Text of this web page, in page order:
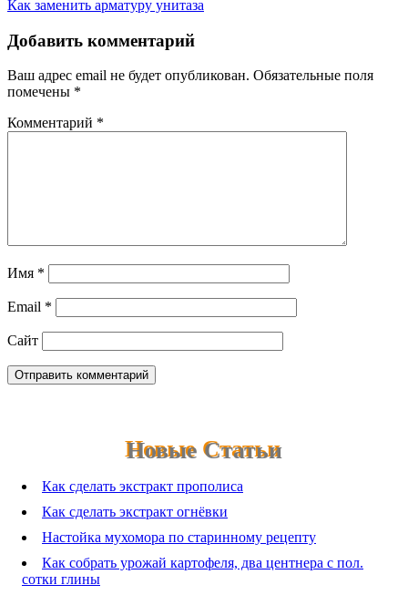
записям
Как заменить арматуру унитаза
Добавить комментарий
Ваш адрес email не будет опубликован. Обязательные поля
помечены *
Комментарий *
Имя *
Email *
Сайт
Новые Статьи
Как сделать экстракт прополиса
Как сделать экстракт огнёвки
Настойка мухомора по старинному рецепту
Как собрать урожай картофеля, два центнера с пол.
сотки глины